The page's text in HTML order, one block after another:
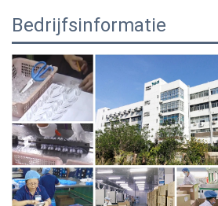
Bedrijfsinformatie